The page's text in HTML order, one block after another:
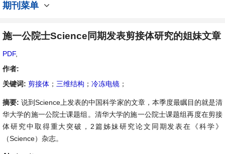
期刊菜单
施一公院士Science同期发表剪接体研究的姐妹文章
PDF,
作者:
关键词: 剪接体 ； 三维结构 ； 冷冻电镜 ；
摘要:说到Science上发表的中国科学家的文章，本季度最瞩目的就是清
华大学的施一公院士课题组。清华大学的施一公院士课题组再度在剪接
体研究中取得重大突破，2篇姊妹研究论文同期发表在《科学》
（Science）杂志。